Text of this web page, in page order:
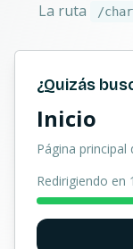
La ruta /
¿Quizás
Inicio
Página principal
Redirigiendo en